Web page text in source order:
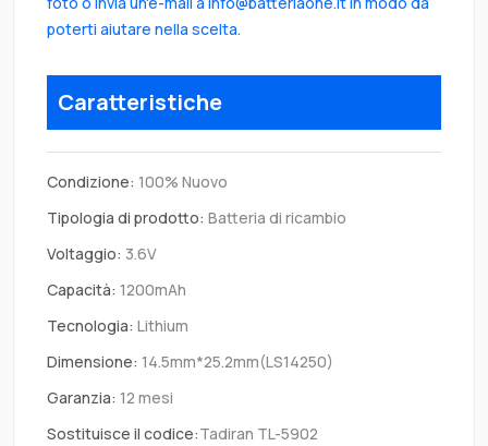
poterti aiutare nella scelta.
Caratteristiche
Condizione: 100% Nuovo
Tipologia di prodotto: Batteria di ricambio
Voltaggio: 3.6V
Capacità: 1200mAh
Tecnologia: Lithium
Dimensione: 14.5mm*25.2mm(LS14250)
Garanzia: 12 mesi
Sostituisce il codice:Tadiran TL-5902